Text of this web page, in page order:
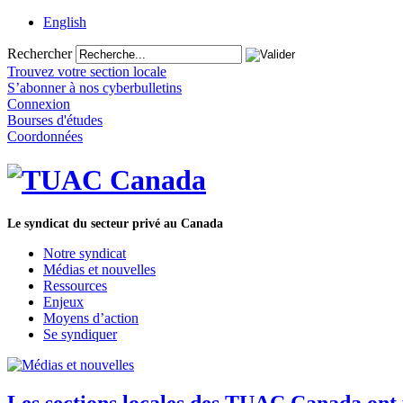
English
Rechercher
Trouvez votre section locale
S’abonner à nos cyberbulletins
Connexion
Bourses d'études
Coordonnées
Le syndicat du secteur privé au Canada
Notre syndicat
Médias et nouvelles
Ressources
Enjeux
Moyens d’action
Se syndiquer